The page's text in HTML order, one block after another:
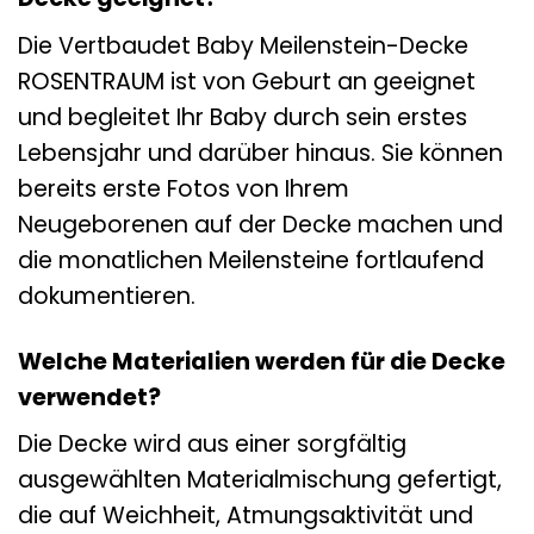
Die Vertbaudet Baby Meilenstein-Decke
ROSENTRAUM ist von Geburt an geeignet
und begleitet Ihr Baby durch sein erstes
Lebensjahr und darüber hinaus. Sie können
bereits erste Fotos von Ihrem
Neugeborenen auf der Decke machen und
die monatlichen Meilensteine fortlaufend
dokumentieren.
Welche Materialien werden für die Decke
verwendet?
Die Decke wird aus einer sorgfältig
ausgewählten Materialmischung gefertigt,
die auf Weichheit, Atmungsaktivität und